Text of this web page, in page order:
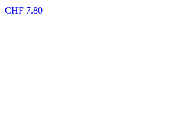
CHF 7.80